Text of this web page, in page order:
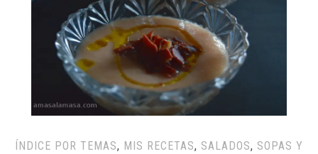
ÍNDICE POR TEMAS, MIS RECETAS, SALADOS, SOPAS Y